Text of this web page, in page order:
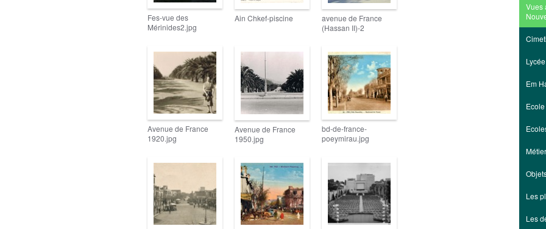
Vues
Em
Les
Les
Fes-vue des
Mérinides2.jpg
Ain Chkef-piscine
avenue de France
(Hassan II)-2
Avenue de France
1920.jpg
Avenue de France
1950.jpg
bd-de-france-
poeymirau.jpg